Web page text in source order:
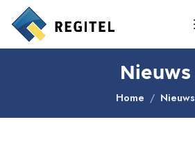
Nieuws
Home Nieuws